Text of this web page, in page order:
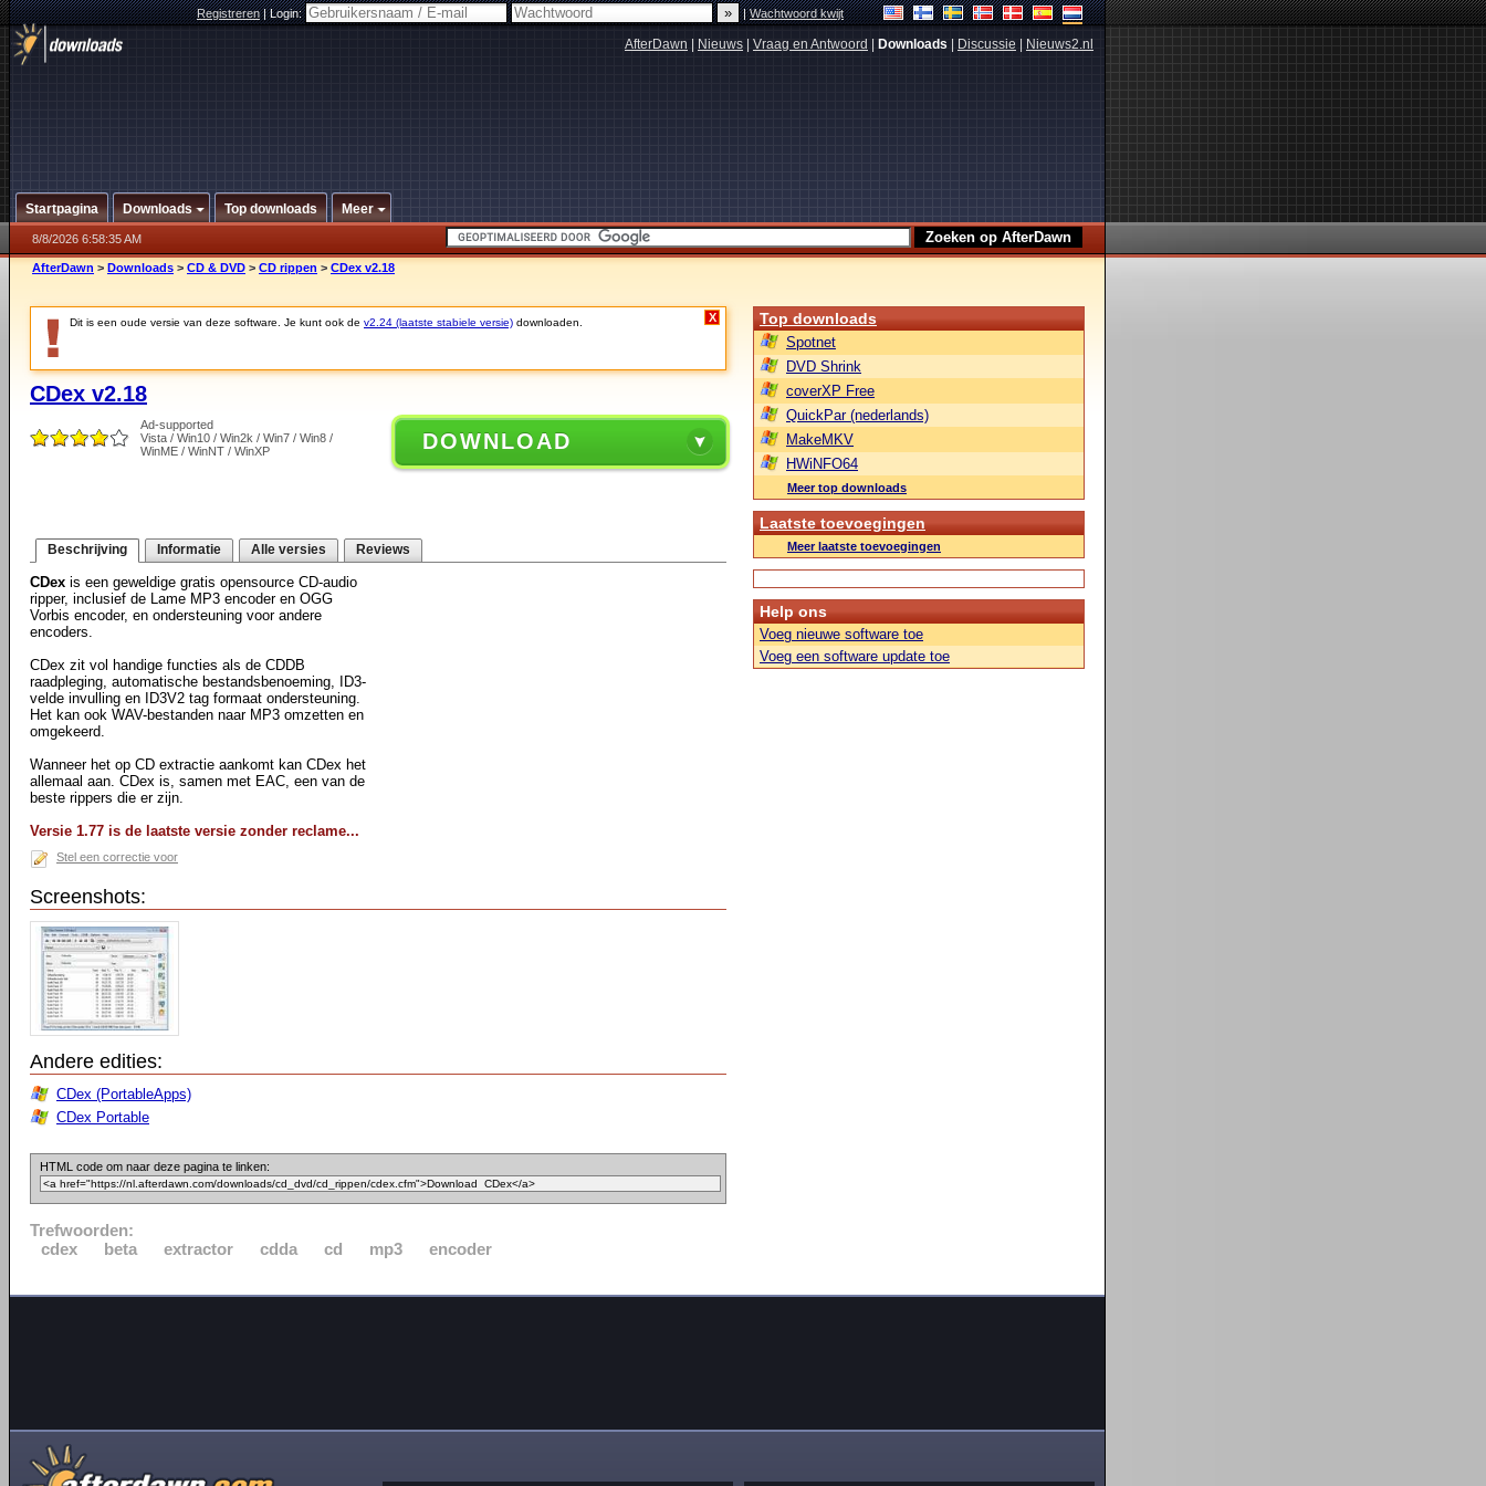
Registreren|Login: |Wachtwoord kwijt
AfterDawn Nieuws Vraag en Antwoord Downloads Discussie Nieuws2.nl
Startpagina Downloads Top downloads Meer
8/8/2026 6:58:35 AM
AfterDawn > Downloads > CD & DVD > CD rippen > CDex v2.18
Dit is een oude versie van deze software. Je kunt ook de v2.24 (laatste stabiele versie) downloaden. X
CDex v2.18
Ad-supported
Vista / Win10 / Win2k / Win7 / Win8 /
WinME / WinNT / WinXP
DOWNLOAD
Beschrijving Informatie Alle versies Reviews
CDex is een geweldige gratis opensource CD-audio
ripper, inclusief de Lame MP3 encoder en OGG
Vorbis encoder, en ondersteuning voor andere
encoders.
CDex zit vol handige functies als de CDDB
raadpleging, automatische bestandsbenoeming, ID3-
velde invulling en ID3V2 tag formaat ondersteuning.
Het kan ook WAV-bestanden naar MP3 omzetten en
omgekeerd.
Wanneer het op CD extractie aankomt kan CDex het
allemaal aan. CDex is, samen met EAC, een van de
beste rippers die er zijn.
Versie 1.77 is de laatste versie zonder reclame...
Stel een correctie voor
Screenshots:
Andere edities:
CDex (PortableApps)
CDex Portable
HTML code om naar deze pagina te linken:
Trefwoorden:
cdex
beta extractor cdda cd mp3 encoder
Top downloads
Spotnet
DVD Shrink
coverXP Free
QuickPar (nederlands)
MakeMKV
HWiNFO64
Meer top downloads
Laatste toevoegingen
Meer laatste toevoegingen
Help ons
Voeg nieuwe software toe
Voeg een software update toe